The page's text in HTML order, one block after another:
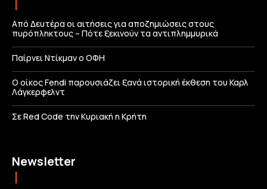
Από Δευτέρα οι αιτήσεις για αποζημιώσεις στους
πυρόπληκτους – Πότε ξεκινούν τα αντιπλημμυρικά
Παίρνει Ντίκμαν ο ΟΦΗ
Ο οίκος Fendi παρουσιάζει ξανά ιστορική έκθεση του Καρλ
Λάγκερφελντ
Σε Red Code την Κυριακή η Κρήτη
Newsletter